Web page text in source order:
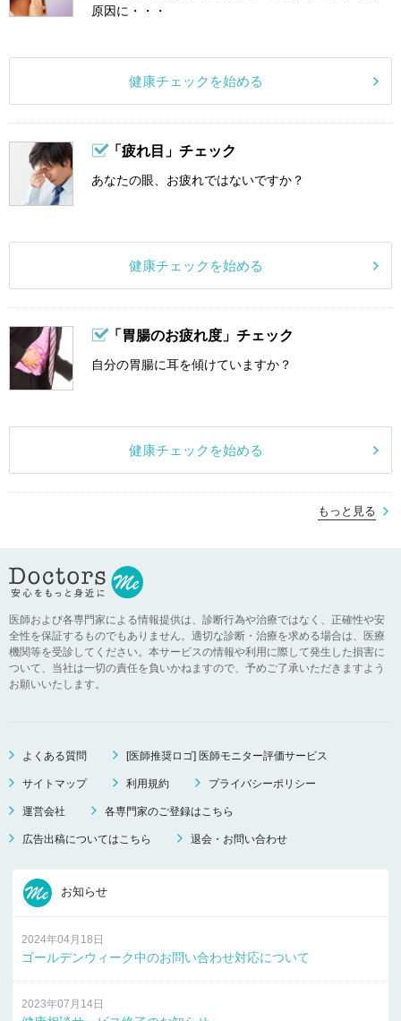
原因に・・・
健康チェックを始める
「疲れ目」チェック
あなたの眼、お疲れではないですか？
健康チェックを始める
「胃腸のお疲れ度」チェック
自分の胃腸に耳を傾けていますか？
健康チェックを始める
もっと見る
医師および各専門家による情報提供は、診断行為や治療ではなく、正確性や安
全性を保証するものでもありません。適切な診断・治療を求める場合は、医療
機関等を受診してください。本サービスの情報や利用に際して発生した損害に
ついて、当社は一切の責任を負いかねますので、予めご了承いただきますよう
お願いいたします。
よくある質問 [医師推奨ロゴ] 医師モニター評価サービス
サイトマップ 利用規約 プライバシーポリシー
運営会社 各専門家のご登録はこちら
広告出稿についてはこちら 退会・お問い合わせ
お知らせ
2024年04月18日
ゴールデンウィーク中のお問い合わせ対応について
2023年07月14日